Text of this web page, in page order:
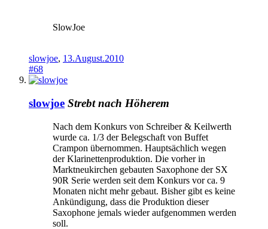
SlowJoe
slowjoe, 13.August.2010
#68
slowjoe Strebt nach Höherem
Nach dem Konkurs von Schreiber & Keilwerth
wurde ca. 1/3 der Belegschaft von Buffet
Crampon übernommen. Hauptsächlich wegen
der Klarinettenproduktion. Die vorher in
Marktneukirchen gebauten Saxophone der SX
90R Serie werden seit dem Konkurs vor ca. 9
Monaten nicht mehr gebaut. Bisher gibt es keine
Ankündigung, dass die Produktion dieser
Saxophone jemals wieder aufgenommen werden
soll.